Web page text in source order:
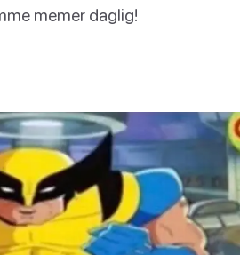
memer daglig!